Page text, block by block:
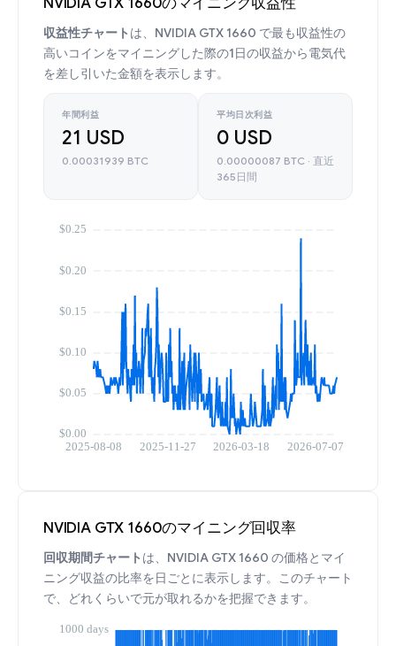
収益性チャート は、NVIDIA GTX 1660 で最も収益性の
高いコインをマイニングした際の1日の収益から電気代
を差し引いた金額を表示します。
年間利益
21 USD
0.00031939 BTC
平均日次利益
0 USD
0.00000087 BTC · 直近
365日間
NVIDIA GTX 1660のマイニング回収率
回収期間チャート は、NVIDIA GTX 1660 の価格とマイ
ニング収益の比率を日ごとに表示します。このチャート
で、どれくらいで元が取れるかを把握できます。